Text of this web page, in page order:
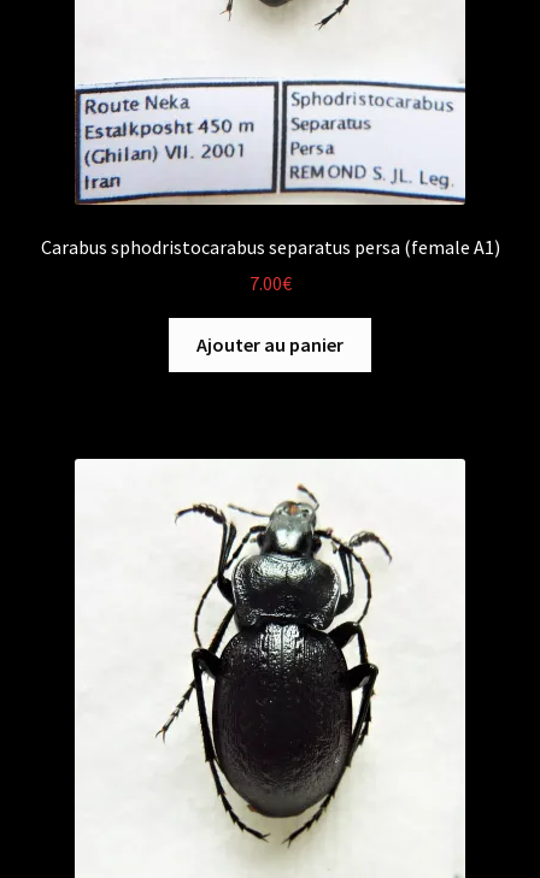
Carabus sphodristocarabus separatus persa (female A1)
7.00€
Ajouter au panier